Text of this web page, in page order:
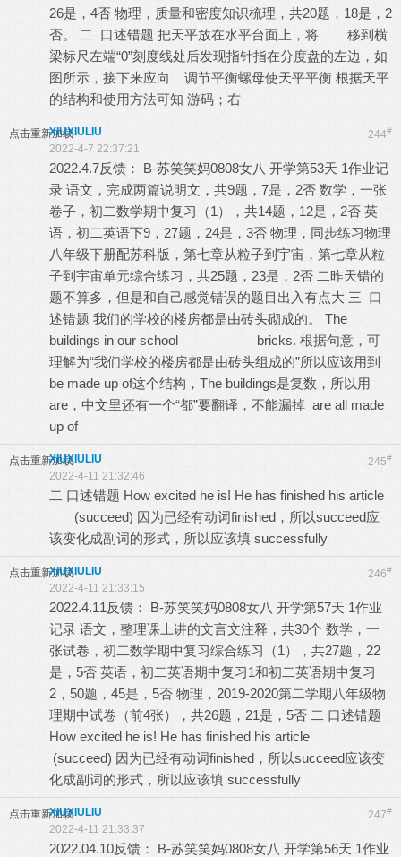
26是，4否 物理，质量和密度知识梳理，共20题，18是，2
否。 二 口述错题 把天平放在水平台面上，将 移到横
梁标尺左端“0”刻度线处后发现指针指在分度盘的左边，如
图所示，接下来应向 调节平衡螺母使天平平衡 根据天平
的结构和使用方法可知 游码；右
点击重新加载 244#
XIUXIULIU
2022-4-7 22:37:21
2022.4.7反馈： B-苏笑笑妈0808女八 开学第53天 1作业记
录 语文，完成两篇说明文，共9题，7是，2否 数学，一张
卷子，初二数学期中复习（1），共14题，12是，2否 英
语，初二英语下9，27题，24是，3否 物理，同步练习物理
八年级下册配苏科版，第七章从粒子到宇宙，第七章从粒
子到宇宙单元综合练习，共25题，23是，2否 二昨天错的
题不算多，但是和自己感觉错误的题目出入有点大 三 口
述错题 我们的学校的楼房都是由砖头砌成的。 The
buildings in our school bricks. 根据句意，可
理解为“我们学校的楼房都是由砖头组成的”所以应该用到
be made up of这个结构，The buildings是复数，所以用
are，中文里还有一个“都”要翻译，不能漏掉 are all made
up of
点击重新加载 245#
XIUXIULIU
2022-4-11 21:32:46
二 口述错题 How excited he is! He has finished his article
(succeed) 因为已经有动词finished，所以succeed应
该变化成副词的形式，所以应该填 successfully
点击重新加载 246#
XIUXIULIU
2022-4-11 21:33:15
2022.4.11反馈： B-苏笑笑妈0808女八 开学第57天 1作业
记录 语文，整理课上讲的文言文注释，共30个 数学，一
张试卷，初二数学期中复习综合练习（1），共27题，22
是，5否 英语，初二英语期中复习1和初二英语期中复习
2，50题，45是，5否 物理，2019-2020第二学期八年级物
理期中试卷（前4张），共26题，21是，5否 二 口述错题
How excited he is! He has finished his article
(succeed) 因为已经有动词finished，所以succeed应该变
化成副词的形式，所以应该填 successfully
点击重新加载 247#
XIUXIULIU
2022-4-11 21:33:37
2022.04.10反馈： B-苏笑笑妈0808女八 开学第56天 1作业